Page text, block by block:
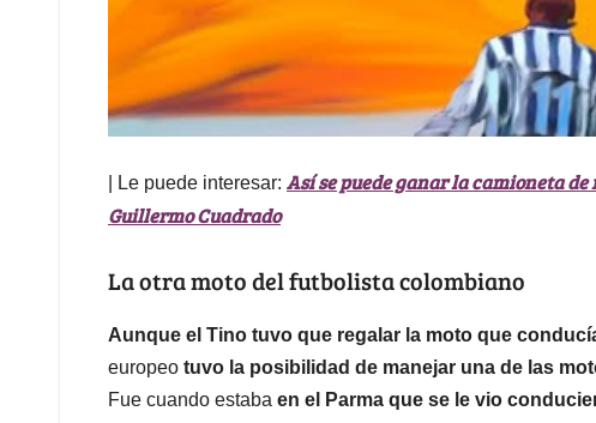
| Le puede interesar: Así se puede ganar la camioneta
Guillermo Cuadrado
La otra moto del futbolista colombiano
Aunque el Tino tuvo que regalar la moto que
europeo tuvo la posibilidad de manejar una de las
Fue cuando estaba en el Parma que se le vio